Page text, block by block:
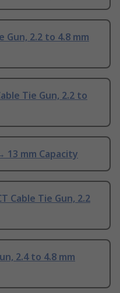
Gun, 2.2 to 4.8 mm
Tie Gun, 2.2 to
13 mm Capacity
Cable Tie Gun, 2.2
2.4 to 4.8 mm